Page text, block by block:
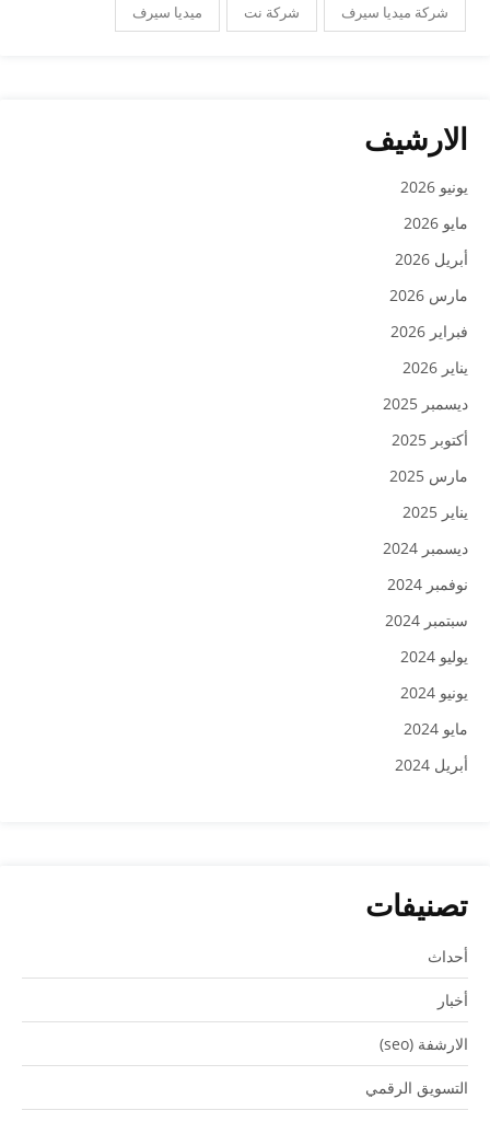
شركة ميديا سيرف شركة نت ميديا سيرف
الارشيف
يونيو 2026
مايو 2026
أبريل 2026
مارس 2026
فبراير 2026
يناير 2026
ديسمبر 2025
أكتوبر 2025
مارس 2025
يناير 2025
ديسمبر 2024
نوفمبر 2024
سبتمبر 2024
يوليو 2024
يونيو 2024
مايو 2024
أبريل 2024
تصنيفات
أحداث
أخبار
الارشفة (seo)
التسويق الرقمي